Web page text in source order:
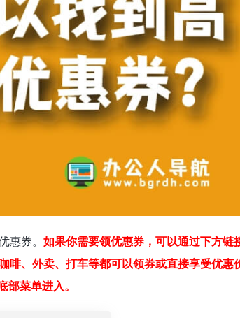
惠券。 如果你需要领优惠券，可以通过下方链
啡、外卖、打车等都可以领券或直接享受优惠
菜单进入。